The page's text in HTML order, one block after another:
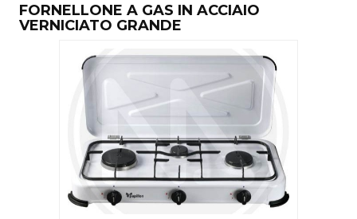
FORNELLONE A GAS IN ACCIAIO
VERNICIATO GRANDE